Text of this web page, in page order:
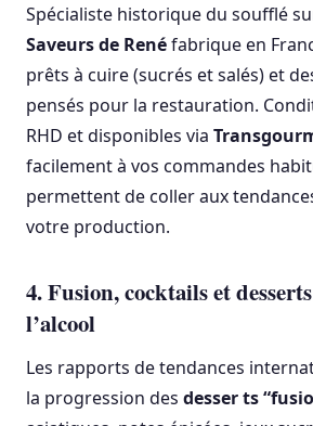
Spécialiste historique du soufflé
Saveurs de Renéfabrique en
prêts à cuire (sucrés et salés) et
pensés pour la restauration.
RHD et disponibles via
facilement à vos commandes
permettent de coller aux
votre production.
4. Fusion, cocktails et
l’alcool
Les rapports de tendances
la progression des desser ts